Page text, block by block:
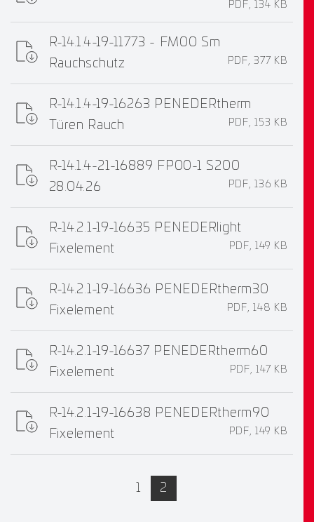
PDF, 134 KB
R-14.1.4-19-11773 - FM00 Sm
Rauchschutz
PDF, 377 KB
R-14.1.4-19-16263 PENEDERtherm
Türen Rauch
PDF, 153 KB
R-14.1.4-21-16889 FP00-1 S200
28.04.26
PDF, 136 KB
R-14.2.1-19-16635 PENEDERlight
Fixelement
PDF, 149 KB
R-14.2.1-19-16636 PENEDERtherm30
Fixelement
PDF, 148 KB
R-14.2.1-19-16637 PENEDERtherm60
Fixelement
PDF, 147 KB
R-14.2.1-19-16638 PENEDERtherm90
Fixelement
PDF, 149 KB
1 2